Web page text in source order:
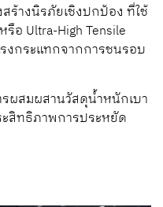
สร้างนิรภัยเชิงปกป้อง ที่ใช้
อ Ultra-High Tensile
งกระแทกจากการชนรอบ
ผสมผสานวัสดุน้ำหนักเบา
สิทธิภาพการประหยัด